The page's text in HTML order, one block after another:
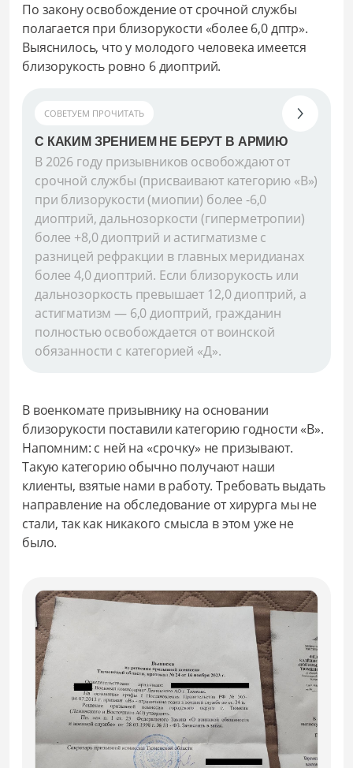
По закону освобождение от срочной службы
полагается при близорукости «более 6,0 дптр».
Выяснилось, что у молодого человека имеется
близорукость ровно 6 диоптрий.
СОВЕТУЕМ ПРОЧИТАТЬ
С КАКИМ ЗРЕНИЕМ НЕ БЕРУТ В АРМИЮ
В 2026 году призывников освобождают от
срочной службы (присваивают категорию «В»)
при близорукости (миопии) более -6,0
диоптрий, дальнозоркости (гиперметропии)
более +8,0 диоптрий и астигматизме с
разницей рефракции в главных меридианах
более 4,0 диоптрий. Если близорукость или
дальнозоркость превышает 12,0 диоптрий, а
астигматизм — 6,0 диоптрий, гражданин
полностью освобождается от воинской
обязанности с категорией «Д».
В военкомате призывнику на основании
близорукости поставили категорию годности «В».
Напомним: с ней на «срочку» не призывают.
Такую категорию обычно получают наши
клиенты, взятые нами в работу. Требовать выдать
направление на обследование от хирурга мы не
стали, так как никакого смысла в этом уже не
было.